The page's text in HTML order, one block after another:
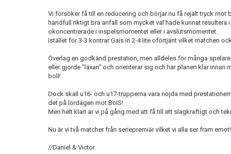
Vi försöker få till en reducering och börjar nu få rejält tryck mot
handfull riktigt bra anfall som mycket väl hade kunnat resultera
okoncentrerade i inspelsmomentet eller i avslutsmomentet.
Istället för 3-3 kontrar Gais in 2-4 lite oförtjänt vilket matchen
Överlag en godkänd prestation, men alldeles för många
eller gjorde "läxan" och orienterar sig och har planen klar innan
boll!
Dock skall u16- och u17-trupperna vara nöjda med
det på lördagen mot BoIS!
Men helt klart är vi på gång med att få till ett slagkraftigt och
Nu är vi två matcher från seriepremiär vilket vi alla ser fram emot!
//Daniel & Victor